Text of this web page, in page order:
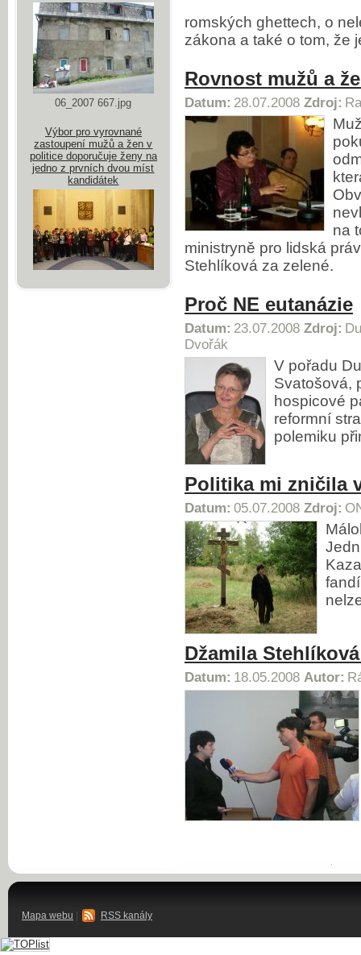
romských ghettech, o
zákona a také o tom, že
Rovnost mužů a
Datum: 28.07.2008 Zdroj:
na
ministryně pro lidská
Stehlíková za zelené.
Proč NE eutanázie
Datum: 23.07.2008 Zdroj:
Dvořák
V pořadu
Svatošová,
hospicové
reformní
polemiku
Politika mi zničila
Datum: 05.07.2008 Zdroj:
Džamila
Datum: 18.05.2008 Autor:
06_2007 667.jpg
Výbor pro vyrovnané
zastoupení mužů a žen v
politice doporučuje ženy na
jedno z prvních dvou míst
kandidátek
Mapa webu RSS kanály